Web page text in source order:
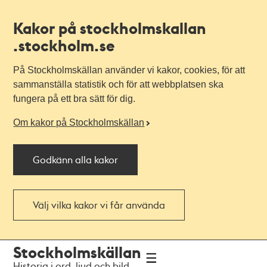
Kakor på stockholmskallan
.stockholm.se
På Stockholmskällan använder vi kakor, cookies, för att
sammanställa statistik och för att webbplatsen ska
fungera på ett bra sätt för dig.
Om kakor på Stockholmskällan
Godkänn alla kakor
Välj vilka kakor vi får använda
navigationen
huvudinnehållet
Stockholmskällan